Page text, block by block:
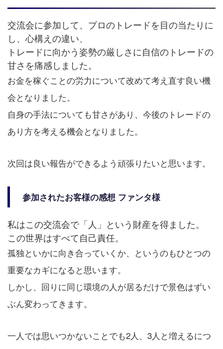
交流会に参加して、プロのトレードを目の当たりに
し、心構えの違い、
トレードに向かう姿勢の厳しさに自信のトレードの
甘さを痛感しました。
お金を稼ぐことの労力について改めて考え直す良い機
会となりました。
自身の手法についても甘さがあり、今後のトレードの
あり方を考える機会となりました。
次回は良い報告ができるよう頑張りたいと思います。
参加されたお客様の感想 ファンタ様
私はこの交流会で「人」という財産を得ました。
この世界はすべて自己責任。
孤独といかに向き合っていくか、というのもひとつの
重要なカギになると思います。
しかし、回りに同じ環境の人が居るだけで景色はずい
ぶん変わってきます。
一人では思いつかないことでも2人、3人と増えるにつ